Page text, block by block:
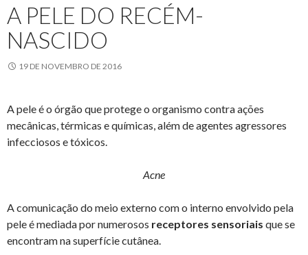
A PELE DO RECÉM-
NASCIDO
19 DE NOVEMBRO DE 2016
A pele é o órgão que protege o organismo contra ações
mecânicas, térmicas e químicas, além de agentes agressores
infecciosos e tóxicos.
Acne
A comunicação do meio externo com o interno envolvido pela
pele é mediada por numerosos receptores sensoriais que se
encontram na superfície cutânea.